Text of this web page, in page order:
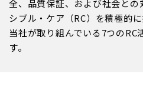
全、品質保証、および社会と
シブル・ケア（RC）を積極的に
当社が取り組んでいる7つのRC
す。